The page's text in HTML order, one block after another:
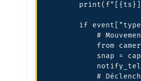
if
#
from
snap =
#